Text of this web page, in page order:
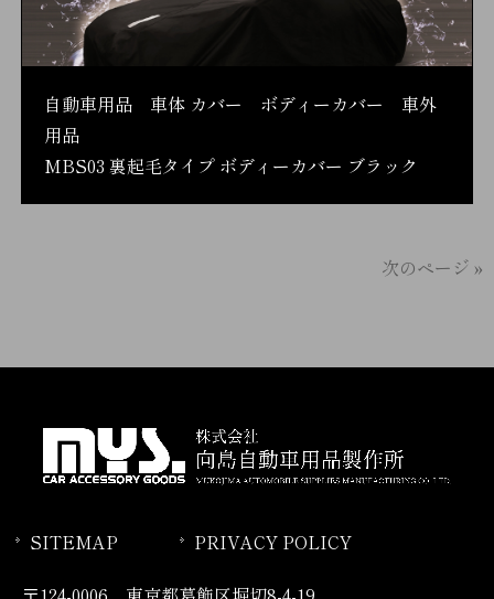
自動車用品 車体 カバー ボディーカバー 車外
用品
MBS03 裏起毛タイプ ボディーカバー ブラック
次のページ »
SITEMAP PRIVACY POLICY